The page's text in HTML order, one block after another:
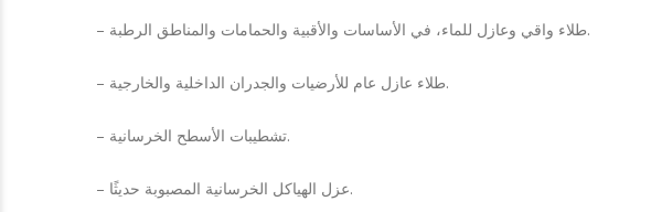
– طلاء واقي وعازل للماء، في الأساسات والأقبية والحمامات والمناطق الرطبة.
– طلاء عازل عام للأرضيات والجدران الداخلية والخارجية.
– تشطيبات الأسطح الخرسانية.
– عزل الهياكل الخرسانية المصبوبة حديثًا.